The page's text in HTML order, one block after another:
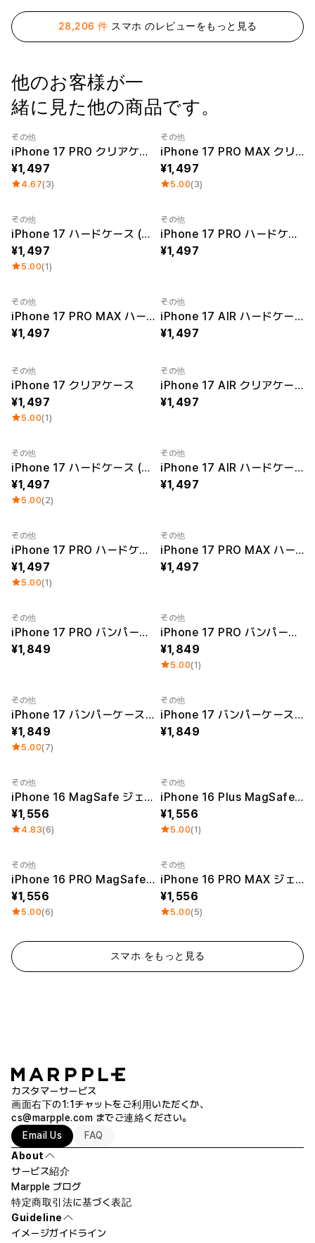
28,206 件 スマホ のレビューをもっと見る
他のお客様が一
緒に見た他の商品です。
その他
iPhone 17 PRO クリアケース
1,497
4.67(3)
その他
iPhone 17 PRO MAX クリアケース
1,497
5.00(3)
その他
iPhone 17 ハードケース (光沢あり)
1,497
5.00(1)
その他
iPhone 17 PRO ハードケース (光沢あり)
1,497
その他
iPhone 17 PRO MAX ハードケース (光沢あり)
1,497
その他
iPhone 17 AIR ハードケース (光沢あり)
1,497
その他
iPhone 17 クリアケース
1,497
5.00(1)
その他
iPhone 17 AIR クリアケース
1,497
その他
iPhone 17 ハードケース (光沢なし)
1,497
5.00(2)
その他
iPhone 17 AIR ハードケース (光沢なし)
1,497
その他
iPhone 17 PRO ハードケース (光沢なし)
1,497
5.00(1)
その他
iPhone 17 PRO MAX ハードケース (光沢なし)
1,497
その他
iPhone 17 PRO バンパーケース (光沢あり)
1,849
その他
iPhone 17 PRO バンパーケース (光沢なし)
1,849
5.00(1)
その他
iPhone 17 バンパーケース (光沢なし)
1,849
5.00(7)
その他
iPhone 17 バンパーケース (光沢あり)
1,849
その他
iPhone 16 MagSafe ジェルハードケース
1,556
4.83(6)
その他
iPhone 16 Plus MagSafe ジェルハードケース
1,556
5.00(1)
その他
iPhone 16 PRO MagSafe ジェルハードケース
1,556
5.00(6)
その他
iPhone 16 PRO MAX ジェルハードケース
1,556
5.00(5)
スマホ をもっと見る
カスタマーサービス
画面右下の1:1チャットをご利用いただくか、
cs@marpple.com までご連絡ください。
Email Us
FAQ
About
サービス紹介
Marpple ブログ
特定商取引法に基づく表記
Guideline
イメージガイドライン
日本語
ポリエステル
綿/ポリエステル
ナイロン
機能性
ダウンジャケット
様々なカラー
四季別必須アイテム